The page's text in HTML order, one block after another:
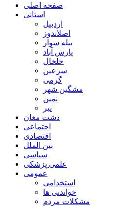
صفحه اصلی
استانی
اردبیل
اصلاندوز
بیله سوار
پارس آباد
خلخال
سرعین
گرمی
مشگین شهر
نمین
نیر
دشت مغان
اجتماعی
اقتصادی
بین الملل
سیاسی
علمی پزشکی
عمومی
استخدامی
خواندنی ها
مشکلات مردم